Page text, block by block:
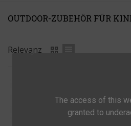
The access of this
granted to
OUTDOOR-ZUBEHÖR FÜR
Relevanz
6,25 € (inkl.